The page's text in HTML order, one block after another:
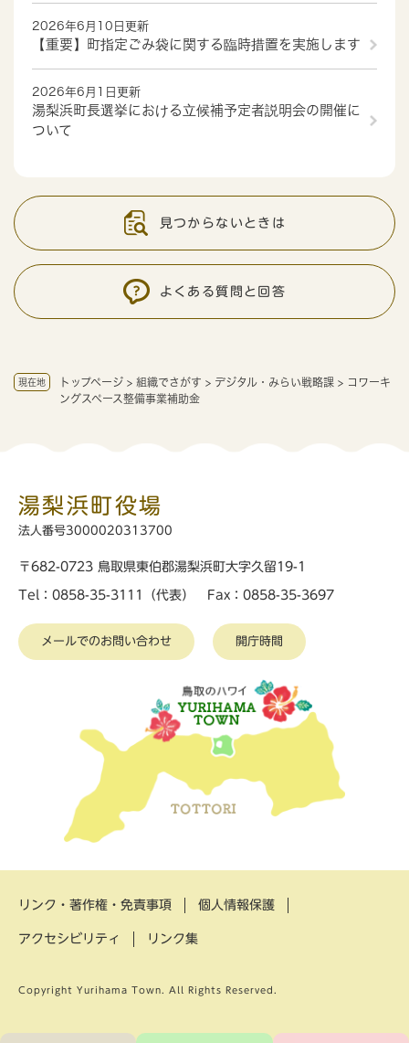
現在地 トップページ > 組織でさがす > デジタル・みらい戦略課 > コワーキ
ングスペース整備事業補助金
2026年6月10日更新
【重要】町指定ごみ袋に関する臨時措置を実施します
2026年6月1日更新
湯梨浜町長選挙における立候補予定者説明会の開催に
ついて
見つからないときは
よくある質問と回答
湯梨浜町役場
法人番号3000020313700
〒682-0723 鳥取県東伯郡湯梨浜町大字久留19-1
Tel：0858-35-3111（代表） Fax：0858-35-3697
メールでのお問い合わせ 開庁時間
リンク・著作権・免責事項 個人情報保護
アクセシビリティ リンク集
Copyright Yurihama Town. All Rights Reserved.